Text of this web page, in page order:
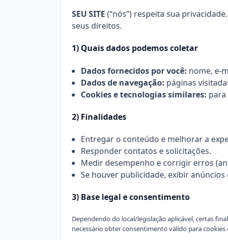
SEU SITE (“nós”) respeita sua
seus direitos.
1) Quais dados podemos coletar
Dados fornecidos por você: nome, e-
Dados de navegação: páginas
Cookies e tecnologias similares:
2) Finalidades
Entregar o conteúdo e melhorar a
Responder contatos e solicitações.
Medir desempenho e corrigir erros
Se houver publicidade, exibir
3) Base legal e consentimento
Dependendo do local/legislação aplicável, certas
necessário obter consentimento válido para